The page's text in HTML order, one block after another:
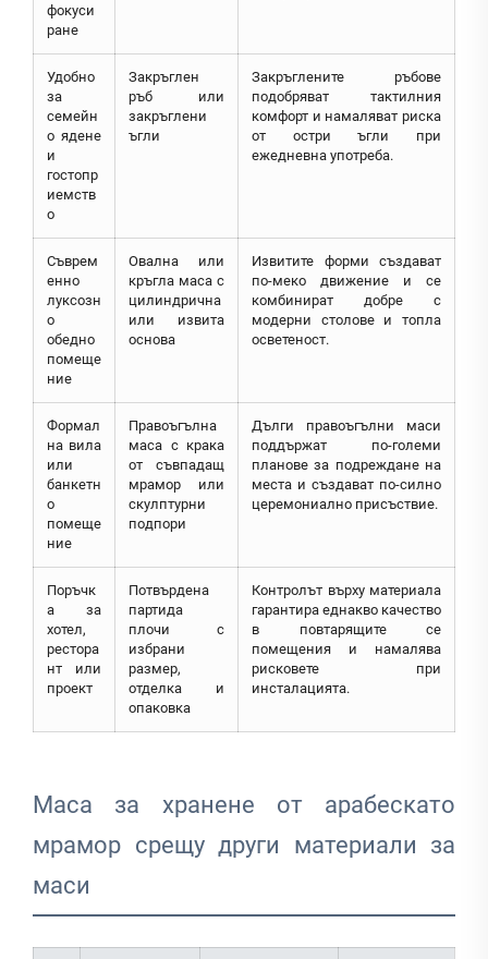
фокуси
ране
Удобно
за
семейн
о ядене
и
гостопр
иемств
о
Закръглен
ръб или
закръглени
ъгли
Закръглените ръбове
подобряват тактилния
комфорт и намаляват риска
от остри ъгли при
ежедневна употреба.
Съврем
енно
луксозн
о
обедно
помеще
ние
Овална или
кръгла маса с
цилиндрична
или извита
основа
Извитите форми създават
по-меко движение и се
комбинират добре с
модерни столове и топла
осветеност.
Формал
на вила
или
банкетн
о
помеще
ние
Правоъгълна
маса с крака
от съвпадащ
мрамор или
скулптурни
подпори
Дълги правоъгълни маси
поддържат по-големи
планове за подреждане на
места и създават по-силно
церемониално присъствие.
Поръчк
а за
хотел,
рестора
нт или
проект
Потвърдена
партида
плочи с
избрани
размер,
отделка и
опаковка
Контролът върху материала
гарантира еднакво качество
в повтарящите се
помещения и намалява
рисковете при
инсталацията.
Маса за хранене от арабескато
мрамор срещу други материали за
маси